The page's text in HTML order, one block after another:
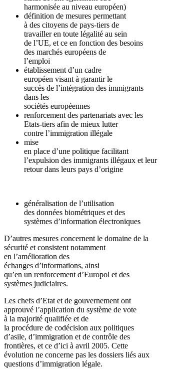
harmonisée au niveau européen)
définition de mesures permettant
à des citoyens de pays-tiers de
travailler en toute légalité au sein
de l’UE, et ce en fonction des besoins
des marchés européens de
l’emploi
établissement d’un cadre
européen visant à garantir le
succès de l’intégration des immigrants
dans les
sociétés européennes
renforcement des partenariats avec les
Etats-tiers afin de mieux lutter
contre l’immigration illégale
mise
en place d’une politique facilitant
l’expulsion des immigrants illégaux et leur
retour dans leurs pays d’origine
généralisation de l’utilisation
des données biométriques et des
systèmes d’information électroniques
D’autres mesures concernent le domaine de la
sécurité et consistent notamment
en l’amélioration des
échanges d’informations, ainsi
qu’en un renforcement d’Europol et des
systèmes judiciaires.
Les chefs d’Etat et de gouvernement ont
approuvé l’application du système de vote
à la majorité qualifiée et de
la procédure de codécision aux politiques
d’asile, d’immigration et de contrôle des
frontières, et ce d’ici à avril 2005. Cette
évolution ne concerne pas les dossiers liés aux
questions d’immigration légale.